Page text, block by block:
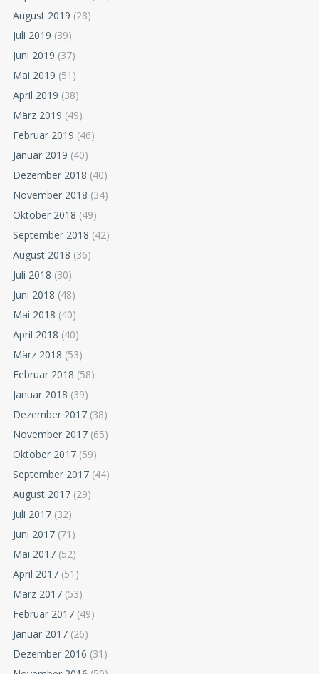
August 2019 (28)
Juli 2019 (39)
Juni 2019 (37)
Mai 2019 (51)
April 2019 (38)
März 2019 (49)
Februar 2019 (46)
Januar 2019 (40)
Dezember 2018 (40)
November 2018 (34)
Oktober 2018 (49)
September 2018 (42)
August 2018 (36)
Juli 2018 (30)
Juni 2018 (48)
Mai 2018 (40)
April 2018 (40)
März 2018 (53)
Februar 2018 (58)
Januar 2018 (39)
Dezember 2017 (38)
November 2017 (65)
Oktober 2017 (59)
September 2017 (44)
August 2017 (29)
Juli 2017 (32)
Juni 2017 (71)
Mai 2017 (52)
April 2017 (51)
März 2017 (53)
Februar 2017 (49)
Januar 2017 (26)
Dezember 2016 (31)